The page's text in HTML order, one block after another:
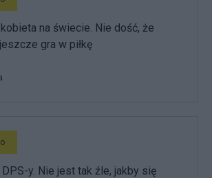
na świecie. Nie dość, że
gra w piłkę
y. Nie jest tak źle, jakby się